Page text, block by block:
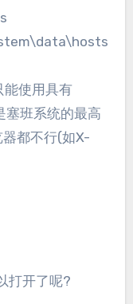
使用具有
塞班系统的最高
都不行(如X-
打开了呢?